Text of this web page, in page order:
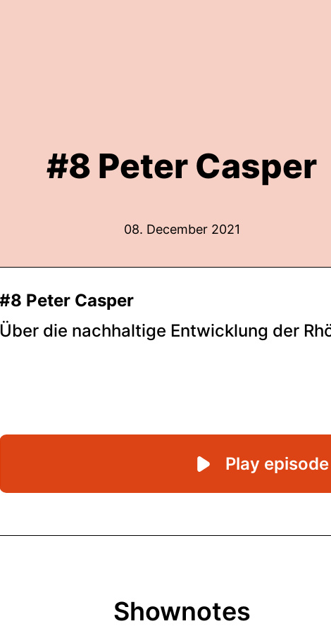
#8 Peter Casper
08. December 2021
Shownotes